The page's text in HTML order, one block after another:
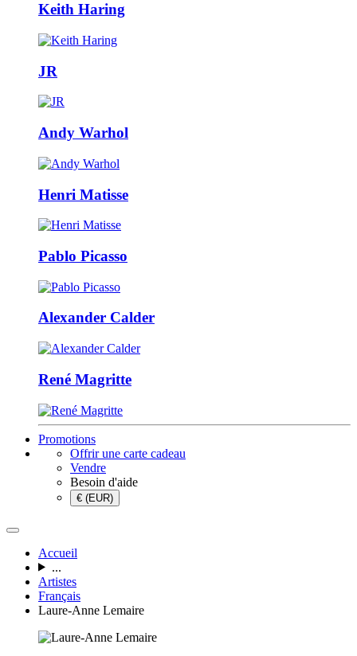
Keith Haring
JR
Andy Warhol
Henri Matisse
Pablo Picasso
Alexander Calder
René Magritte
Promotions
Offrir une carte cadeau
Vendre
Besoin d'aide
€ (EUR)
Accueil
...
Artistes
Français
Laure-Anne Lemaire